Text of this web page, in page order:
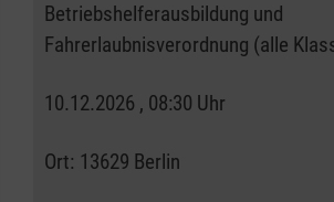
Betriebshelferausbildung und
Fahrerlaubnisverordnung (alle
10.12.2026 , 08:30 Uhr
Ort: 13629 Berlin